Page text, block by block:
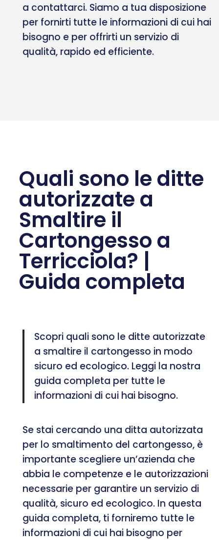
a contattarci. Siamo a tua disposizione
per fornirti tutte le informazioni di cui hai
bisogno e per offrirti un servizio di
qualità, rapido ed efficiente.
Quali sono le ditte
autorizzate a
Smaltire il
Cartongesso a
Terricciola? |
Guida completa
Scopri quali sono le ditte autorizzate
a smaltire il cartongesso in modo
sicuro ed ecologico. Leggi la nostra
guida completa per tutte le
informazioni di cui hai bisogno.
Se stai cercando una ditta autorizzata
per lo smaltimento del cartongesso, è
importante scegliere un’azienda che
abbia le competenze e le autorizzazioni
necessarie per garantire un servizio di
qualità, sicuro ed ecologico. In questa
guida completa, ti forniremo tutte le
informazioni di cui hai bisogno per